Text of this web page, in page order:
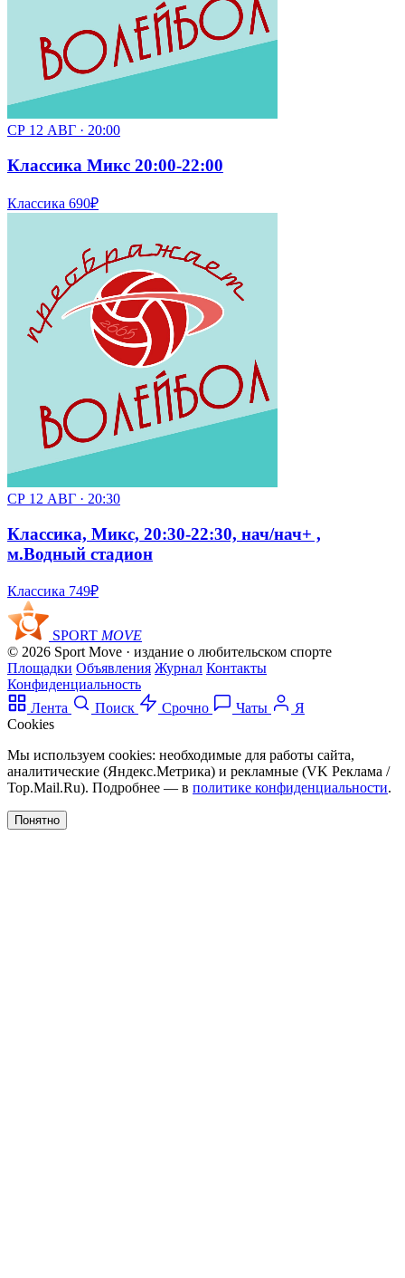
СР 12 АВГ · 20:00
Классика Микс 20:00-22:00
Классика 690₽
СР 12 АВГ · 20:30
Классика, Микс, 20:30-22:30, нач/нач+ ,
м.Водный стадион
Классика 749₽
SPORT MOVE
© 2026 Sport Move · издание о любительском спорте
Площадки Объявления Журнал Контакты
Конфиденциальность
Лента
Поиск Срочно Чаты
Я
Cookies
Мы используем cookies: необходимые для работы сайта,
аналитические (Яндекс.Метрика) и рекламные (VK Реклама /
Top.Mail.Ru). Подробнее — в политике конфиденциальности.
Понятно